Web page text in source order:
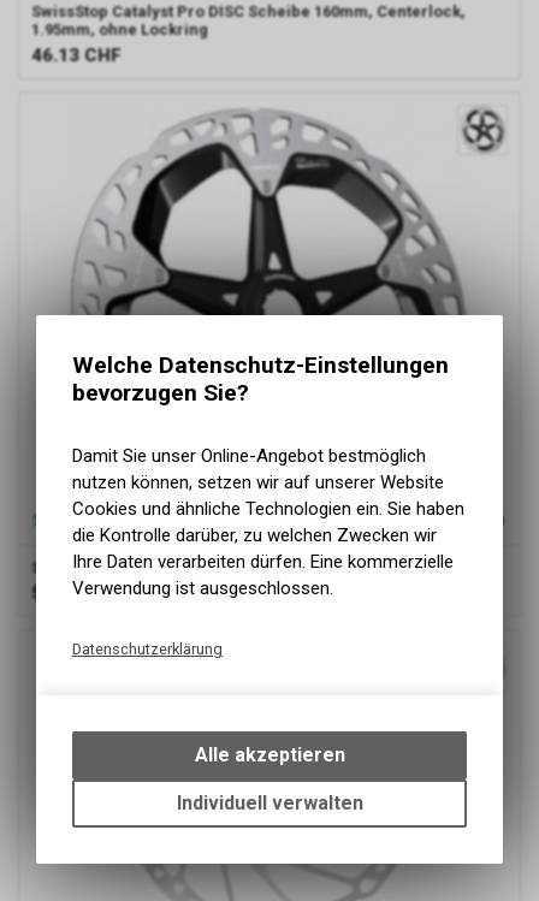
SwissStop Catalyst Pro DISC Scheibe 160mm, Centerlock,
1.95mm, ohne Lockring
46.13 CHF
Shimano RT-MT900
53.76 CHF
Welche Datenschutz-Einstellungen
bevorzugen Sie?
Damit Sie unser Online-Angebot bestmöglich
nutzen können, setzen wir auf unserer Website
Cookies und ähnliche Technologien ein. Sie haben
die Kontrolle darüber, zu welchen Zwecken wir
Ihre Daten verarbeiten dürfen. Eine kommerzielle
Verwendung ist ausgeschlossen.
Datenschutzerklärung
bestimmte Interaktionen und
Einstellungen auf Ihrem Gerät,
um die grundlegenden
Funktionen unseres Online-
des Warenkorbs, zu
Alle akzeptieren
Individuell verwalten